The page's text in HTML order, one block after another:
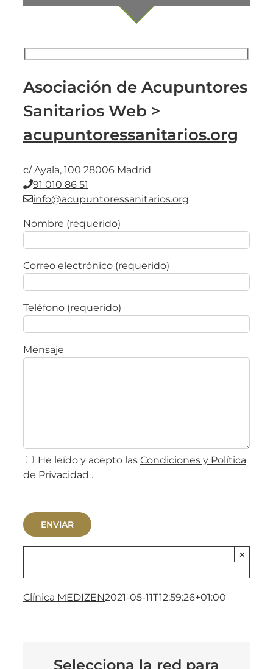
Asociación de Acupuntores
Sanitarios Web >
acupuntoressanitarios.org
c/ Ayala, 100 28006 Madrid
91 010 86 51
info@acupuntoressanitarios.org
Nombre (requerido)
Correo electrónico (requerido)
Teléfono (requerido)
Mensaje
He leído y acepto las Condiciones y Política
de Privacidad .
×
Clínica MEDIZEN2021-05-11T12:59:26+01:00
Selecciona la red para